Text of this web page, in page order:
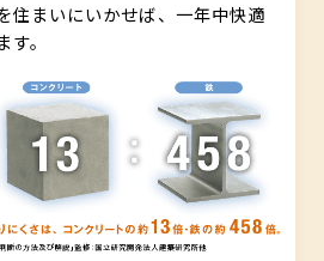
住まいにいかせば、一年中快適
。